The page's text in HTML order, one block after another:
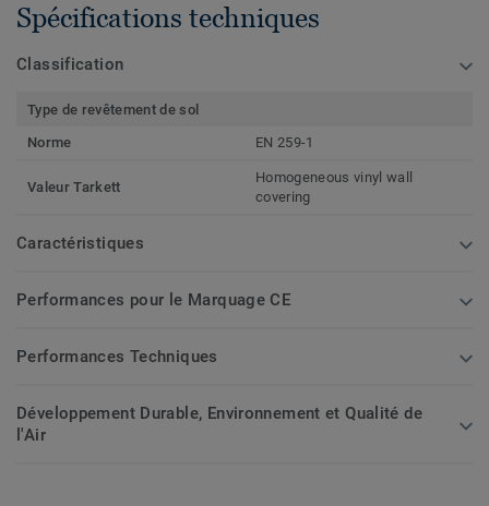
Spécifications techniques
Classification
Type de revêtement de sol
Norme
EN 259-1
Valeur Tarkett
Homogeneous vinyl wall
covering
Caractéristiques
Performances pour le Marquage CE
Performances Techniques
Développement Durable, Environnement et Qualité de
l'Air